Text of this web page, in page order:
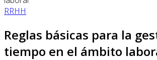
RRHH
Reglas básicas para la
tiempo en el ámbito